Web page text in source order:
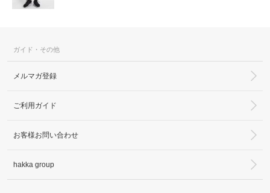
ガイド・その他
メルマガ登録
ご利用ガイド
お客様お問い合わせ
hakka group